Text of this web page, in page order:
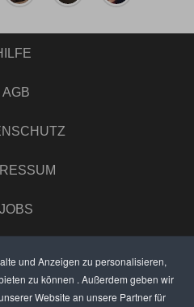
und Anzeigen zu personalisieren,
zu können . Außerdem geben wir
Website an unsere Partner für
AGB
JOBS
PREISE